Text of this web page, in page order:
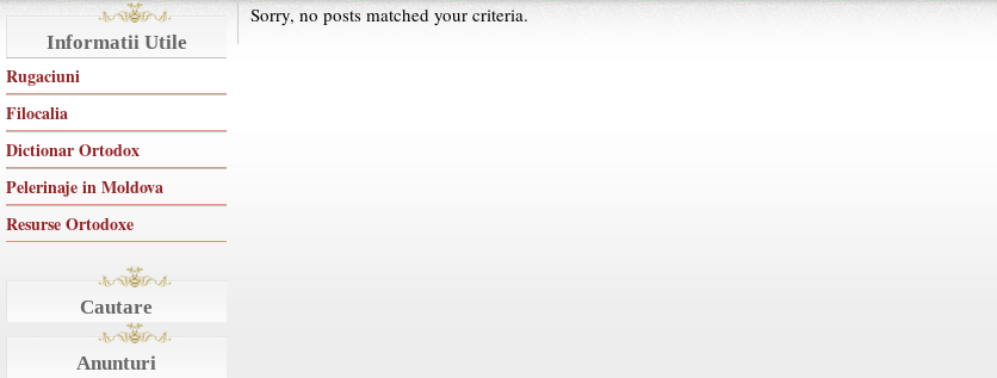
Informatii Utile
Rugaciuni
Filocalia
Dictionar Ortodox
Pelerinaje in Moldova
Resurse Ortodoxe
Cautare
Anunturi
Sorry, no posts matched your criteria.